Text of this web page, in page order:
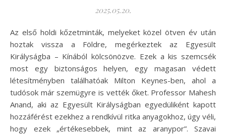
2025.05.20.
Az első holdi kőzetminták, melyeket közel ötven év után
hoztak vissza a Földre, megérkeztek az Egyesült
Királyságba – Kínából kölcsönözve. Ezek a kis szemcsék
most egy biztonságos helyen, egy magasan védett
létesítményben találhatóak Milton Keynes-ben, ahol a
tudósok már szemügyre is vették őket. Professor Mahesh
Anand, aki az Egyesült Királyságban egyedüliként kapott
hozzáférést ezekhez a rendkívül ritka anyagokhoz, úgy véli,
hogy ezek „értékesebbek, mint az aranypor”. Szavai